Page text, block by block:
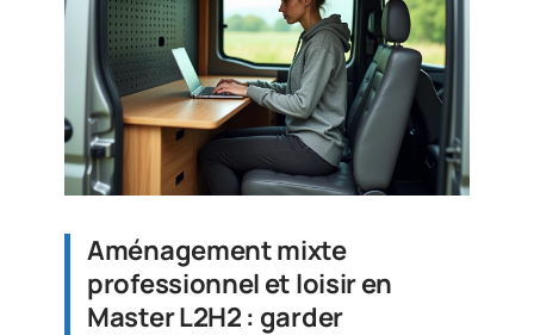
Aménagement mixte
professionnel et loisir en
Master L2H2 : garder